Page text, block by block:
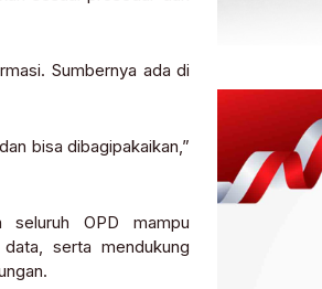
Sumbernya ada di
bisa dibagipakaikan,”
seluruh OPD mampu
serta mendukung